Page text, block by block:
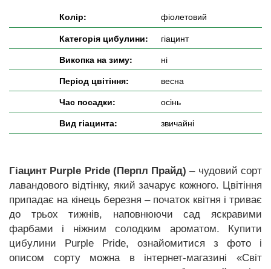
Колір:
фіолетовий
Категорія цибулини:
гіацинт
Викопка на зиму:
ні
Період цвітіння:
весна
Час посадки:
осінь
Вид гіацинта:
звичайні
Гіацинт Purple Pride (Перпл Прайд) – чудовий сорт
лавандового відтінку, який зачарує кожного. Цвітіння
припадає на кінець березня – початок квітня і триває
до трьох тижнів, наповнюючи сад яскравими
фарбами і ніжним солодким ароматом. Купити
цибулини Purple Pride, ознайомитися з фото і
описом сорту можна в інтернет-магазині «Світ